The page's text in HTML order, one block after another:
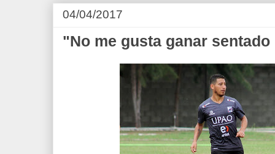
04/04/2017
"No me gusta ganar